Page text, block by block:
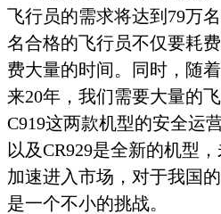
飞行员的需求将达到79万
名合格的飞行员不仅要耗
费大量的时间。同时，随
来20年，我们需要大量的
C919这两款机型的安全运
以及CR929是全新的机型
加速进入市场，对于我国
是一个不小的挑战。